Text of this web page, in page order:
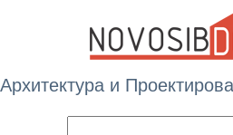
Архитектура и